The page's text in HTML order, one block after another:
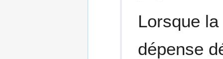
Lorsque
dépense